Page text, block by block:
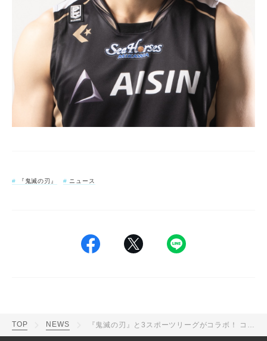
『鬼滅の刃』 ニュース
TOP NEWS